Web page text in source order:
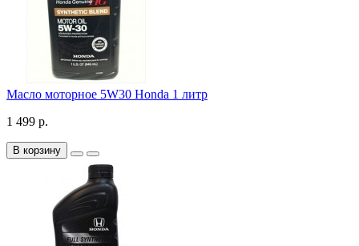
Масло моторное 5W30 Honda 1 литр
1 499 р.
В корзину